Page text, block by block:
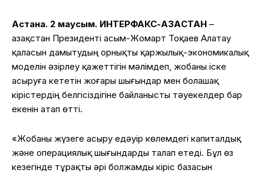
Астана. 2 маусым. ИНТЕРФАКС-ҚАЗАҚСТАН –
Қазақстан Президенті Қасым-Жомарт Тоқаев Алатау
қаласын дамытудың орнықты қаржылық-экономикалық
моделін әзірлеу қажеттігін мәлімдеп, жобаны іске
асыруға кететін жоғары шығындар мен болашақ
кірістердің белгісіздігіне байланысты тәуекелдер бар
екенін атап өтті.
«Жобаны жүзеге асыру едәуір көлемдегі капиталдық
және операциялық шығындарды талап етеді. Бұл өз
кезегінде тұрақты әрі болжамды кіріс базасын